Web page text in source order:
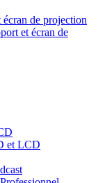
de projection
et écran de
et LCD